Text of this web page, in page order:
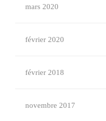
mars 2020
février 2020
février 2018
novembre 2017